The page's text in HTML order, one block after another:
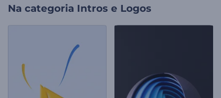
Na categoria Intros e Logos